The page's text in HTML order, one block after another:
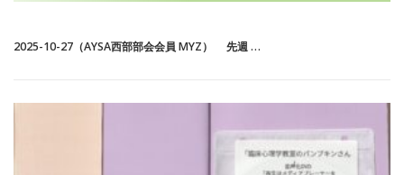
2025-10-27（AYSA西部部会会員 MYZ） 先週 …